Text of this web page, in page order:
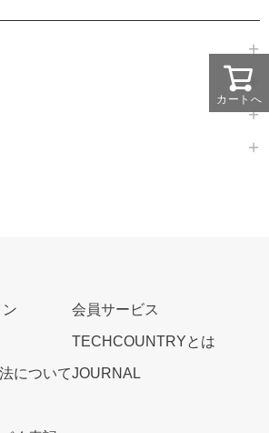
カートへ
について
会員サービス
TECHCOUNTRYとは
JOURNAL